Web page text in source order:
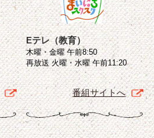
Eテレ（教育）
木曜・金曜 午前8:50
再放送 火曜・水曜 午前11:20
番組サイトへ